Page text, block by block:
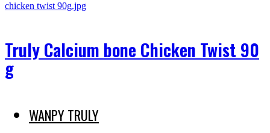
Truly Calcium bone Chicken Twist 90
g
WANPY TRULY